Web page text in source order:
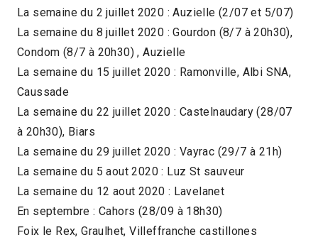
La semaine du 2 juillet 2020 : Auzielle (2/07 et 5/07)
La semaine du 8 juillet 2020 : Gourdon (8/7 à 20h30),
Condom (8/7 à 20h30) , Auzielle
La semaine du 15 juillet 2020 : Ramonville, Albi SNA,
Caussade
La semaine du 22 juillet 2020 : Castelnaudary (28/07
à 20h30), Biars
La semaine du 29 juillet 2020 : Vayrac (29/7 à 21h)
La semaine du 5 aout 2020 : Luz St sauveur
La semaine du 12 aout 2020 : Lavelanet
En septembre : Cahors (28/09 à 18h30)
Foix le Rex, Graulhet, Villeffranche castillones